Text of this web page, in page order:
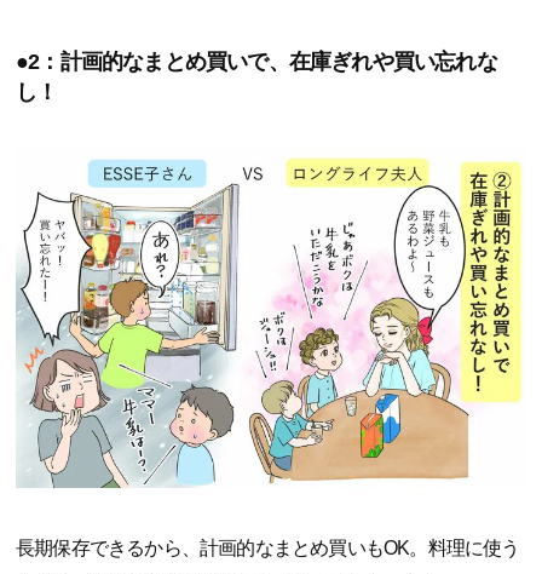
●2：計画的なまとめ買いで、在庫ぎれや買い忘れな
し！
長期保存できるから、計画的なまとめ買いもOK。料理に使う